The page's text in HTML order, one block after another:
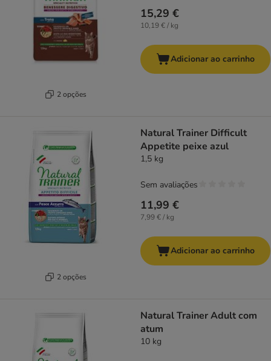
2 opções
15,29 €
10,19 € / kg
Adicionar ao carrinho
2 opções
Natural Trainer Difficult
Appetite peixe azul
1,5 kg
11,99 €
7,99 € / kg
Sem avaliações
Adicionar ao carrinho
Natural Trainer Adult com
atum
10 kg